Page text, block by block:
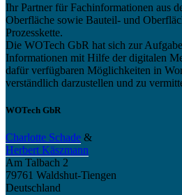
Ihr Partner für Fachinformationen aus
Oberfläche sowie Bauteil- und
Prozesskette.
Die WOTech GbR hat sich zur
Informationen mit Hilfe der digitalen
dafür verfügbaren Möglichkeiten in
verständlich darzustellen und zu
WOTech GbR
Charlotte Schade &
Herbert Käszmann
Am Talbach 2
79761 Waldshut-Tiengen
Deutschland